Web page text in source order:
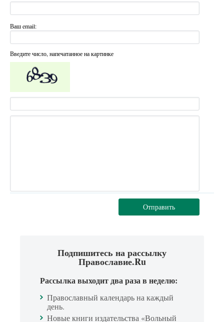
Ваш email:
Введите число, напечатанное на картинке
Отправить
Подпишитесь на рассылку
Православие.Ru
Рассылка выходит два раза в неделю:
Православный календарь на каждый
день.
Новые книги издательства «Вольный